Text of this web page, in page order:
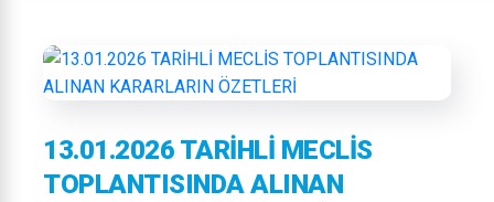
13.01.2026 TARİHLİ MECLİS
TOPLANTISINDA ALINAN